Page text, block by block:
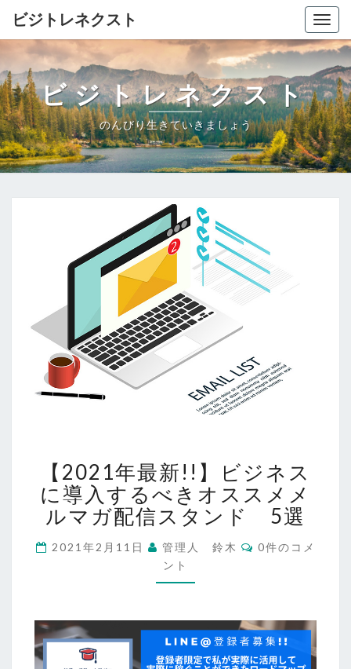
ビジトレネクスト
ビジトレネクスト
のんびり生きていきましょう
年
最
新!!】
ビ
ジ
ネ
ス
入
す
る
【2021年最新!!】ビジネス
に導入するべきオススメメ
ルマガ配信スタンド 5選
2021年2月11日 管理人 鈴木
コ
メ
0件のコメ
ント